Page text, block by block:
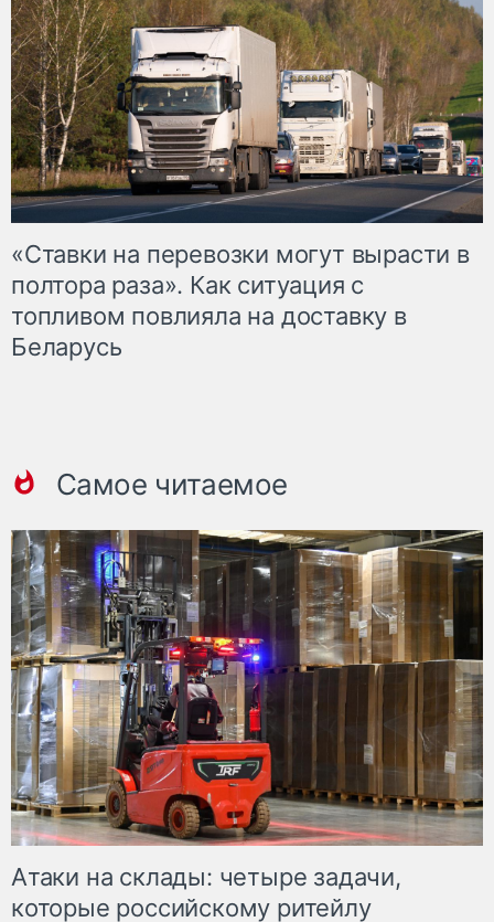
«Ставки на перевозки могут вырасти в
полтора раза». Как ситуация с
топливом повлияла на доставку в
Беларусь
Самое читаемое
Атаки на склады: четыре задачи,
которые российскому ритейлу